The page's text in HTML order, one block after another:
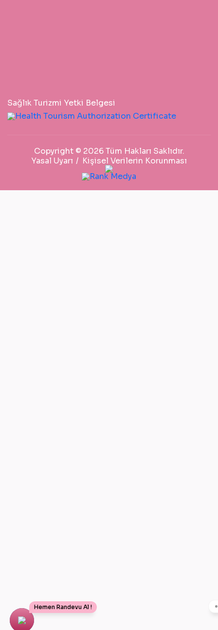
Sağlık Turizmi Yetki Belgesi
Copyright © 2026 Tüm Hakları Saklıdır.
Yasal Uyarı
Kişisel Verilerin Korunması
Hemen Randevu Al !